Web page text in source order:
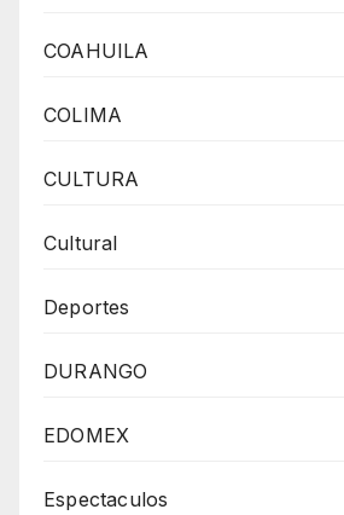
COAHUILA
COLIMA
CULTURA
Cultural
Deportes
DURANGO
EDOMEX
Espectaculos